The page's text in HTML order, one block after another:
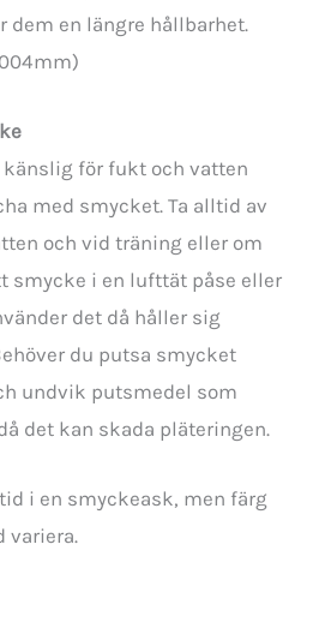
dem en längre hållbarhet.
känslig för fukt och vatten
med smycket. Ta alltid av
och vid träning eller om
smycke i en lufttät påse eller
det då håller sig
du putsa smycket
undvik putsmedel som
det kan skada pläteringen.
i en smyckeask, men färg
variera.